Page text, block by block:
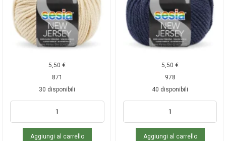
5,50€
871
30 disponibili
Aggiungi al carrello
5,50€
978
40 disponibili
Aggiungi al carrello